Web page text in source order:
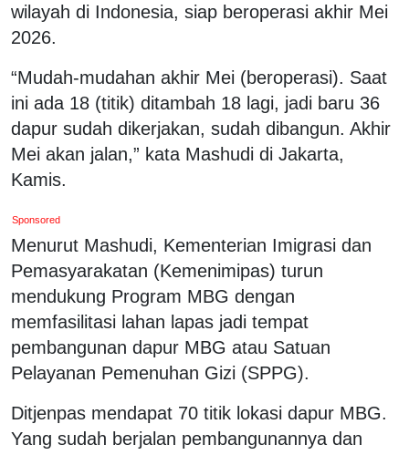
wilayah di Indonesia, siap beroperasi akhir Mei
2026.
“Mudah-mudahan akhir Mei (beroperasi). Saat
ini ada 18 (titik) ditambah 18 lagi, jadi baru 36
dapur sudah dikerjakan, sudah dibangun. Akhir
Mei akan jalan,” kata Mashudi di Jakarta,
Kamis.
Sponsored
Menurut Mashudi, Kementerian Imigrasi dan
Pemasyarakatan (Kemenimipas) turun
mendukung Program MBG dengan
memfasilitasi lahan lapas jadi tempat
pembangunan dapur MBG atau Satuan
Pelayanan Pemenuhan Gizi (SPPG).
Ditjenpas mendapat 70 titik lokasi dapur MBG.
Yang sudah berjalan pembangunannya dan